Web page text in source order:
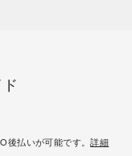
後払いが可能です。詳細